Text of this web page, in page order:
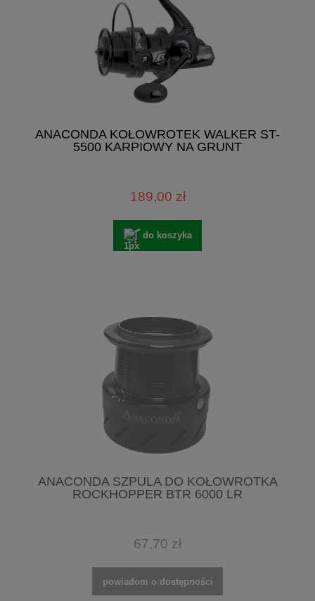
ANACONDA KOŁOWROTEK WALKER ST-
5500 KARPIOWY NA GRUNT
189,00 zł
do koszyka
ANACONDA SZPULA DO KOŁOWROTKA
ROCKHOPPER BTR 6000 LR
67,70 zł
powiadom o dostępności